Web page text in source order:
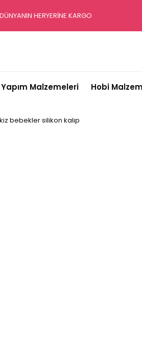
HERYERİNE KARGO
Malzemeleri Hobi
bebekler silikon kalıp